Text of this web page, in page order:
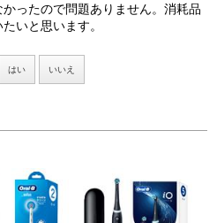
ったので問題ありません。消耗品
いと思います。
はい いいえ